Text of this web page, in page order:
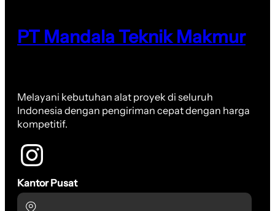
PT Mandala Teknik Makmur
Melayani kebutuhan alat proyek di seluruh
Indonesia dengan pengiriman cepat dengan harga
kompetitif.
Kantor Pusat